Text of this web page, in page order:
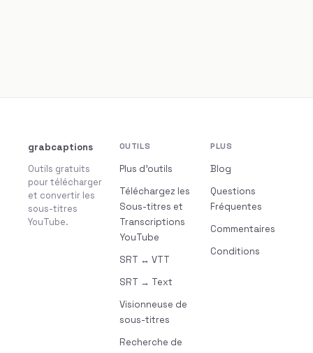
grabcaptions
Outils gratuits
pour télécharger
et convertir les
sous-titres
YouTube.
OUTILS
Plus d’outils
Téléchargez les
Sous-titres et
Transcriptions
YouTube
SRT ↔ VTT
SRT → Text
Visionneuse de
sous-titres
Recherche de
PLUS
Blog
Questions
Fréquentes
Commentaires
Conditions